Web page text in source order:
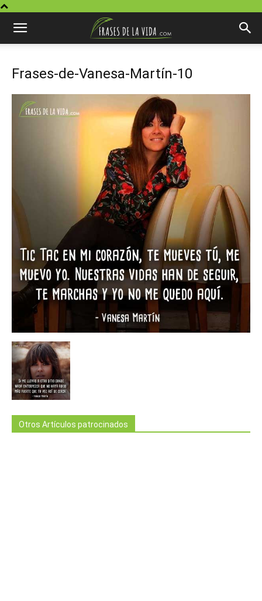
Frases-de-Vanesa-Martín-10
Otros Artículos patrocinados